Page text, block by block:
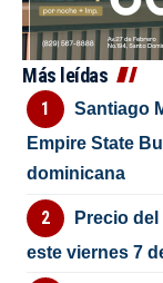
Más leídas
Santiago
Empire State
dominicana
Precio
este viernes 7